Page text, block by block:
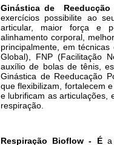
Ginástica de
exercícios possibilite ao
articular, maior força e
alinhamento corporal,
principalmente, em
Global), FNP (Facilitação
auxílio de bolas de tênis,
Ginástica de Reeducação
que flexibilizam, fortalecem
e lubrificam as articulações,
respiração.
Respiração Bioflow - É